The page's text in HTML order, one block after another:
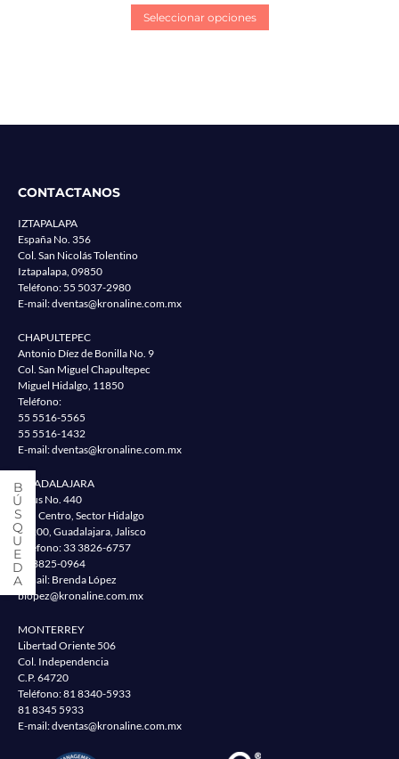
Seleccionar opciones
CONTACTANOS
IZTAPALAPA
España No. 356
Col. San Nicolás Tolentino
Iztapalapa, 09850
Teléfono: 55 5037-2980
E-mail:dventas@kronaline.com.mx
CHAPULTEPEC
Antonio Díez de Bonilla No. 9
Col. San Miguel Chapultepec
Miguel Hidalgo, 11850
Teléfono:
55 5516-5565
55 5516-1432
E-mail:dventas@kronaline.com.mx
GUADALAJARA
Jesus No. 440
Col. Centro, Sector Hidalgo
44200, Guadalajara, Jalisco
Teléfono: 33 3826-6757
33 3825-0964
E-mail: Brenda López
blopez@kronaline.com.mx
MONTERREY
Libertad Oriente 506
Col. Independencia
C.P. 64720
Teléfono:81 8340-5933
81 8345 5933
E-mail:dventas@kronaline.com.mx